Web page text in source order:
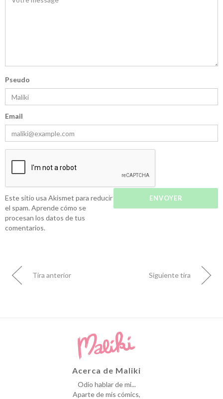
Pseudo
Email
Este sitio usa Akismet para reducir
el spam.Aprende cómo se
procesan los datos de tus
comentarios.
Tira anterior Siguiente tira
Acerca de Maliki
Odio hablar de mi...
Aparte de mis cómics,